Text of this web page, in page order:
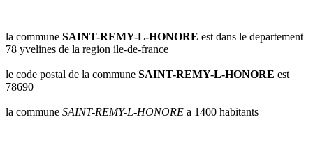
communes
val
oise
communes
de
la commune SAINT-REMY-L-HONORE est dans le departement
78 yvelines de la region ile-de-france
le code postal de la commune SAINT-REMY-L-HONORE est
78690
la commune SAINT-REMY-L-HONORE a 1400 habitants